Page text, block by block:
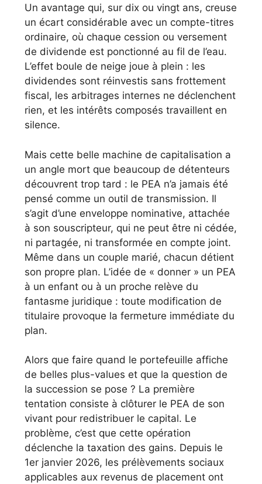
Un avantage qui, sur dix ou vingt ans, creuse
un écart considérable avec un compte-titres
ordinaire, où chaque cession ou versement
de dividende est ponctionné au fil de l’eau.
L’effet boule de neige joue à plein : les
dividendes sont réinvestis sans frottement
fiscal, les arbitrages internes ne déclenchent
rien, et les intérêts composés travaillent en
silence.
Mais cette belle machine de capitalisation a
un angle mort que beaucoup de détenteurs
découvrent trop tard : le PEA n’a jamais été
pensé comme un outil de transmission. Il
s’agit d’une enveloppe nominative, attachée
à son souscripteur, qui ne peut être ni cédée,
ni partagée, ni transformée en compte joint.
Même dans un couple marié, chacun détient
son propre plan. L’idée de « donner » un PEA
à un enfant ou à un proche relève du
fantasme juridique : toute modification de
titulaire provoque la fermeture immédiate du
plan.
Alors que faire quand le portefeuille affiche
de belles plus-values et que la question de
la succession se pose ? La première
tentation consiste à clôturer le PEA de son
vivant pour redistribuer le capital. Le
problème, c’est que cette opération
déclenche la taxation des gains. Depuis le
1er janvier 2026, les prélèvements sociaux
applicables aux revenus de placement ont